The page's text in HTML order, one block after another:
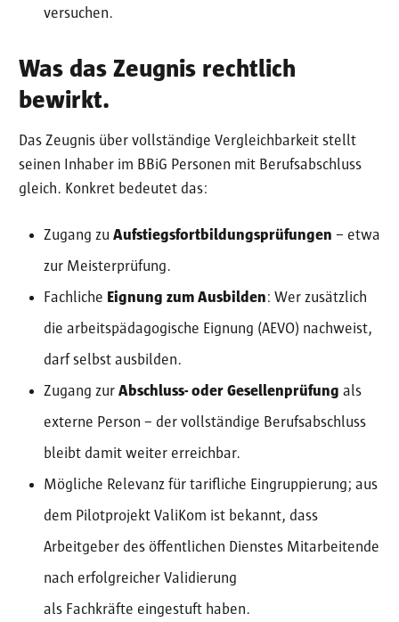
versuchen.
Was das Zeugnis rechtlich
bewirkt.
Das Zeugnis über vollständige Vergleichbarkeit stellt
seinen Inhaber im BBiG Personen mit Berufsabschluss
gleich. Konkret bedeutet das:
Zugang zu Aufstiegsfortbildungsprüfungen – etwa
zur Meisterprüfung.
Fachliche Eignung zum Ausbilden: Wer zusätzlich
die arbeitspädagogische Eignung (AEVO) nachweist,
darf selbst ausbilden.
Zugang zur Abschluss- oder Gesellenprüfung als
externe Person – der vollständige Berufsabschluss
bleibt damit weiter erreichbar.
Mögliche Relevanz für tarifliche Eingruppierung; aus
dem Pilotprojekt ValiKom ist bekannt, dass
Arbeitgeber des öffentlichen Dienstes Mitarbeitende
nach erfolgreicher Validierung
als Fachkräfte eingestuft haben.